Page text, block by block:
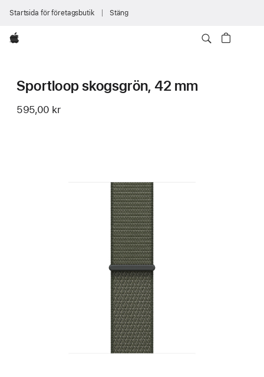
Startsida för företagsbutik Stäng
Apple
Sportloop skogsgrön, 42 mm
595,00 kr